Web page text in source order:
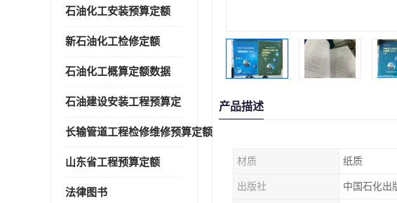
石油化工安装预算定额
新石油化工检修定额
石油化工概算定额数据
石油建设安装工程预算定
长输管道工程检修维修预算定额
山东省工程预算定额
法律图书
产品描述
材质 纸质
出版社 中国石化出